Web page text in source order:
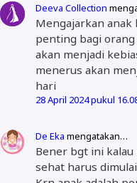
Deeva Collection
Mengajarkan anak
penting bagi orang
akan menjadi
menerus akan
hari
28 April 2024 pukul
De Eka mengatakan…
Bener bgt ini
sehat harus